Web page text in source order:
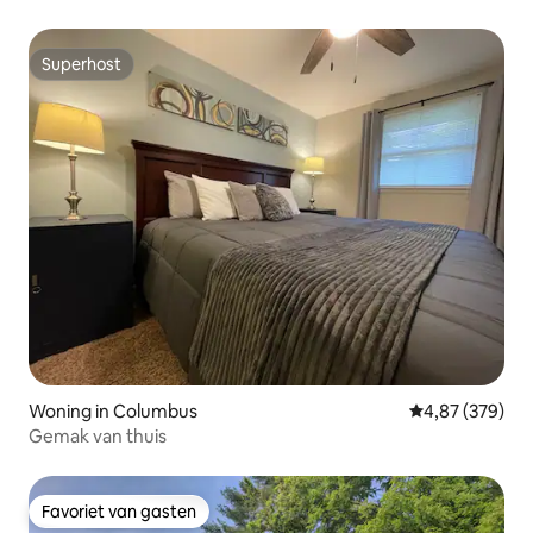
Superhost
Superhost
Woning in Columbus Gemiddelde
4,87 (379)
Gemak van thuis
Favoriet van gasten
Favoriet van gasten